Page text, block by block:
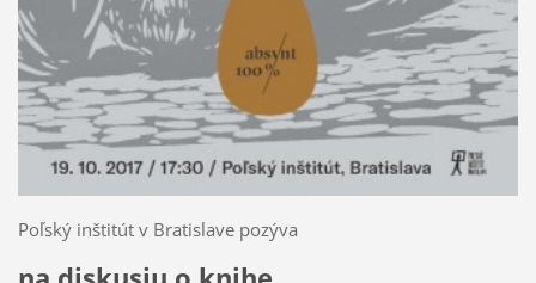
Poľský inštitút v Bratislave pozýva